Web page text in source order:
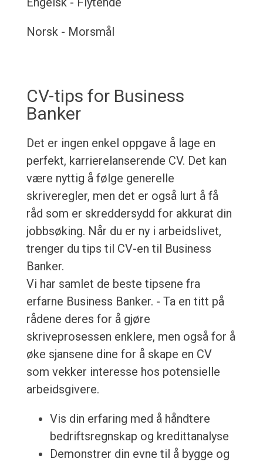
Norsk - Morsmål
CV-tips for Business
Banker
Det er ingen enkel oppgave å lage en
perfekt, karrierelanserende CV. Det kan
være nyttig å følge generelle
skriveregler, men det er også lurt å få
råd som er skreddersydd for akkurat din
jobbsøking. Når du er ny i arbeidslivet,
trenger du tips til CV-en til Business
Banker.
Vi har samlet de beste tipsene fra
erfarne Business Banker. - Ta en titt på
rådene deres for å gjøre
skriveprosessen enklere, men også for å
øke sjansene dine for å skape en CV
som vekker interesse hos potensielle
arbeidsgivere.
Vis din erfaring med å håndtere
bedriftsregnskap og kredittanalyse
Demonstrer din evne til å bygge og